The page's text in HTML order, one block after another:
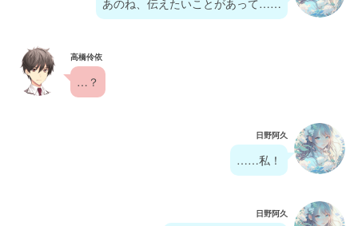
あのね、伝えたいことがあって……
高橋伶依
…？
日野阿久
……私！
日野阿久